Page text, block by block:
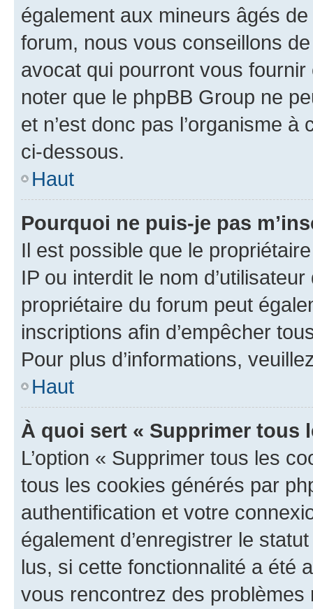
également aux mineurs âgés
forum, nous vous conseillons
avocat qui pourront vous
noter que le phpBB Group ne
et n’est donc pas l’organisme
ci-dessous.
Haut
Pourquoi ne puis-je pas
Il est possible que le
IP ou interdit le nom
propriétaire du forum peut
inscriptions afin d’empêcher
Pour plus d’informations,
Haut
À quoi sert « Supprimer tous
L’option « Supprimer tous les
tous les cookies générés par
authentification et votre
également d’enregistrer le
lus, si cette fonctionnalité a été
vous rencontrez des